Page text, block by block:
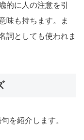
的に人の注意を引
味も持ちます。ま
詞としても使われま
を紹介します。